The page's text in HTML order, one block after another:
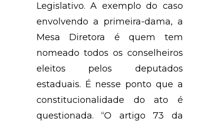
Legislativo. A exemplo do caso
envolvendo a primeira-dama, a
Mesa Diretora é quem tem
nomeado todos os conselheiros
eleitos pelos deputados
estaduais. É nesse ponto que a
constitucionalidade do ato é
questionada. “O artigo 73 da